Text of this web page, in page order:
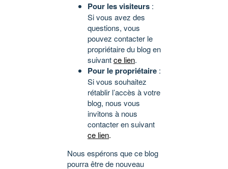
Pour les visiteurs :
Si vous avez des
questions, vous
pouvez contacter le
propriétaire du blog en
suivantce lien.
Pour le propriétaire :
Si vous souhaitez
rétablir l’accès à votre
blog, nous vous
invitons à nous
contacter en suivant
ce lien.
Nous espérons que ce blog
pourra être de nouveau